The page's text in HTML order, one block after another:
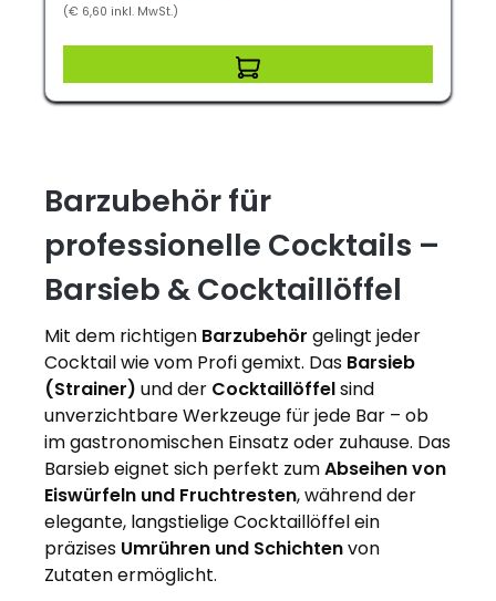
(€ 6,60 inkl. MwSt.)
Barzubehör für
professionelle Cocktails –
Barsieb & Cocktaillöffel
Mit dem richtigen Barzubehör gelingt jeder
Cocktail wie vom Profi gemixt. Das Barsieb
(Strainer) und der Cocktaillöffelsind
unverzichtbare Werkzeuge für jede Bar – ob
im gastronomischen Einsatz oder zuhause. Das
Barsieb eignet sich perfekt zumAbseihen von
Eiswürfeln und Fruchtresten, während der
elegante, langstielige Cocktaillöffel ein
präzises Umrühren und Schichtenvon
Zutaten ermöglicht.